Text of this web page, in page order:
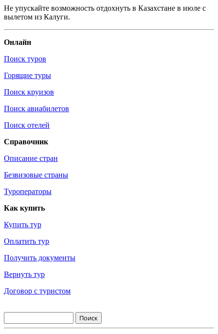
Не упускайте возможность отдохнуть в Казахстане в июле с
вылетом из Калуги.
Онлайн
Поиск туров
Горящие туры
Поиск круизов
Поиск авиабилетов
Поиск отелей
Справочник
Описание стран
Безвизовые страны
Туроператоры
Как купить
Купить тур
Оплатить тур
Получить документы
Вернуть тур
Договор с туристом